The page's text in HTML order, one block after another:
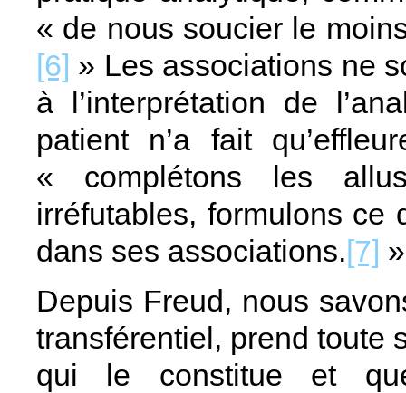
« de nous soucier le
[6] » Les associations ne
à l’interprétation de
patient n’a fait
« complétons les
irréfutables, formulons ce
dans ses associations.[7] »
Depuis Freud, nous
transférentiel, prend toute
qui le constitue et